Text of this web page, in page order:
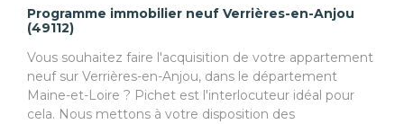
Programme immobilier neuf Verrières-en-Anjou
(49112)
Vous souhaitez faire l'acquisition de votre appartement
neuf sur Verrières-en-Anjou, dans le département
Maine-et-Loire ? Pichet est l'interlocuteur idéal pour
cela. Nous mettons à votre disposition des